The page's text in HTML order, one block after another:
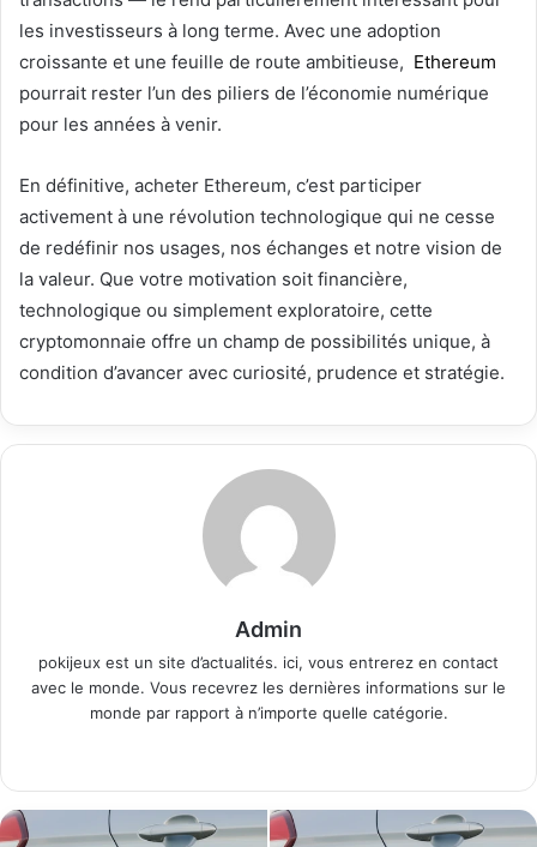
les investisseurs à long terme. Avec une adoption
croissante et une feuille de route ambitieuse, Ethereum
pourrait rester l’un des piliers de l’économie numérique
pour les années à venir.
En définitive, acheter Ethereum, c’est participer
activement à une révolution technologique qui ne cesse
de redéfinir nos usages, nos échanges et notre vision de
la valeur. Que votre motivation soit financière,
technologique ou simplement exploratoire, cette
cryptomonnaie offre un champ de possibilités unique, à
condition d’avancer avec curiosité, prudence et stratégie.
Admin
pokijeux est un site d’actualités. ici, vous entrerez en contact
avec le monde. Vous recevrez les dernières informations sur le
monde par rapport à n’importe quelle catégorie.